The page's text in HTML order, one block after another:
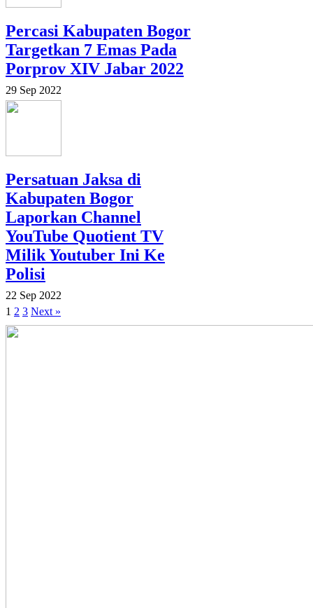
Percasi Kabupaten Bogor
Targetkan 7 Emas Pada
Porprov XIV Jabar 2022
29 Sep 2022
Persatuan Jaksa di
Kabupaten Bogor
Laporkan Channel
YouTube Quotient TV
Milik Youtuber Ini Ke
Polisi
22 Sep 2022
1 2 3 Next »